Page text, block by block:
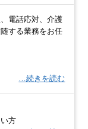
電話応対、介護
する業務をお任
…続きを読む
方